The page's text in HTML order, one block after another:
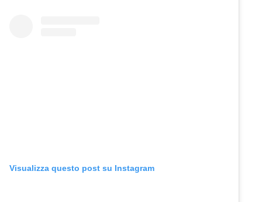
Visualizza questo post su Instagram